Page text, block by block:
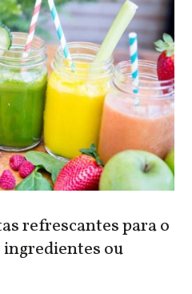
refrescantes para o
ingredientes ou